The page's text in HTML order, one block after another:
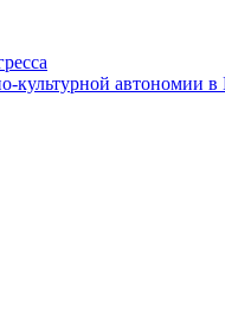
культурной автономии